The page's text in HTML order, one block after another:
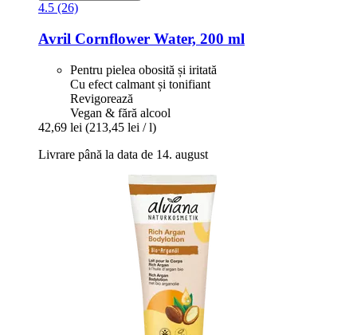
4.5 (26)
Avril Cornflower Water, 200 ml
Pentru pielea obosită și iritată
Cu efect calmant și tonifiant
Revigorează
Vegan & fără alcool
42,69 lei (213,45 lei / l)
Livrare până la data de 14. august